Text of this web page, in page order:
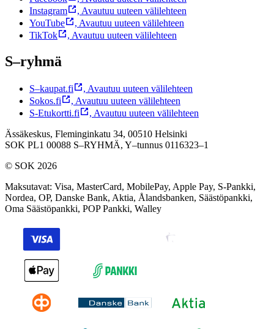
Instagram
, Avautuu uuteen välilehteen
YouTube
, Avautuu uuteen välilehteen
TikTok
, Avautuu uuteen välilehteen
S–ryhmä
S–kaupat.fi , Avautuu uuteen välilehteen
Sokos.fi
, Avautuu uuteen välilehteen
S-Etukortti.fi
, Avautuu uuteen välilehteen
Ässäkeskus, Fleminginkatu 34, 00510 Helsinki
SOK PL1 00088 S–RYHMÄ, Y–tunnus 0116323–1
© SOK 2026
Maksutavat: Visa, MasterCard, MobilePay, Apple Pay, S-Pankki,
Nordea, OP, Danske Bank, Aktia, Ålandsbanken, Säästöpankki,
Oma Säästöpankki, POP Pankki, Walley